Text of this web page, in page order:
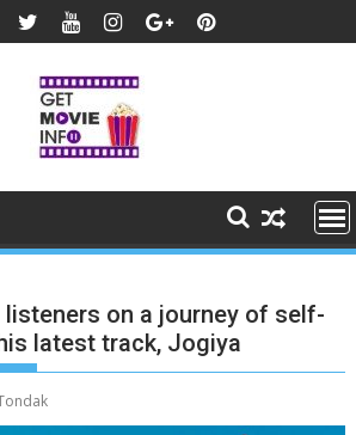
listeners on a journey of self-
latest track, Jogiya